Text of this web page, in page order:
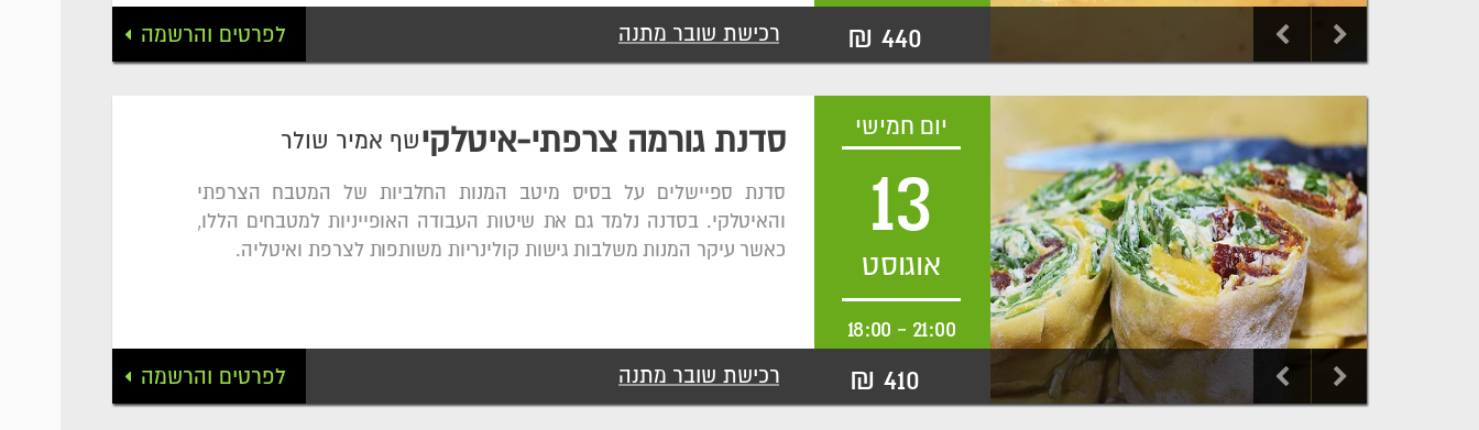
440 ₪ רכישת שובר מתנה לפרטים והרשמה
יום חמישי
13
אוגוסט
21:00
-
18:00
סדנת גורמה צרפתי-איטלקישף אמיר שולר
סדנת ספיישלים על בסיס מיטב המנות החלביות של המטבח הצרפתי
והאיטלקי. בסדנה נלמד גם את שיטות העבודה האופייניות למטבחים הללו,
כאשר עיקר המנות משלבות גישות קולינריות משותפות לצרפת ואיטליה.
410 ₪ רכישת שובר מתנה לפרטים והרשמה